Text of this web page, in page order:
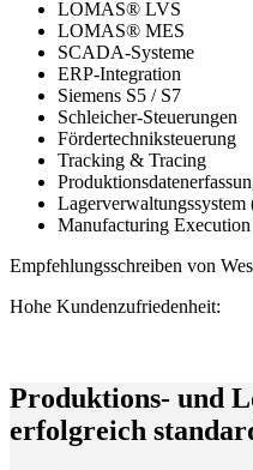
LOMAS® LVS
LOMAS® MES
SCADA-Systeme
ERP-Integration
Siemens S5 / S7
Schleicher-Steuerungen
Fördertechniksteuerung
Tracking & Tracing
Manufacturing
Empfehlungsschreiben von
Hohe Kundenzufriedenheit:
Produktions- und
erfolgreich